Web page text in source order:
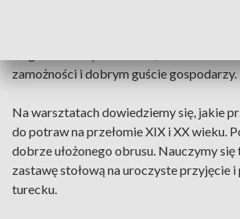
zamożności i dobrym guście gospodarzy.
Na warsztatach dowiedziemy się, jakie
do potraw na przełomie XIX i XX wieku.
dobrze ułożonego obrusu. Nauczymy się
zastawę stołową na uroczyste przyjęcie
turecku.